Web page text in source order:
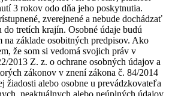
3 rokov odo dňa jeho poskytnutia.
zverejnené a nebude dochádzať
do tretích krajín. Osobné údaje budú
na základe osobitných predpisov. Ako
že som si vedomá svojich práv v
2013 Z. z. o ochrane osobných údajov a
zákonov v znení zákona č. 84/2014
žiadosti alebo osobne u prevádzkovateľa